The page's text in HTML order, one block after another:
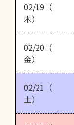
02/19（
木）
02/20（
金）
02/21（
土）